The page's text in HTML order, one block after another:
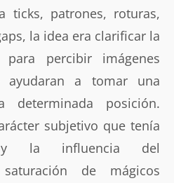
ticks, patrones, roturas,
la idea era clarificar la
para percibir imágenes
ayudaran a tomar una
determinada posición.
subjetivo que tenía
la influencia del
de mágicos